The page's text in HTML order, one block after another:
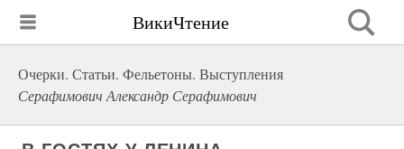
ВикиЧтение
Очерки. Статьи. Фельетоны. Выступления
Серафимович Александр Серафимович